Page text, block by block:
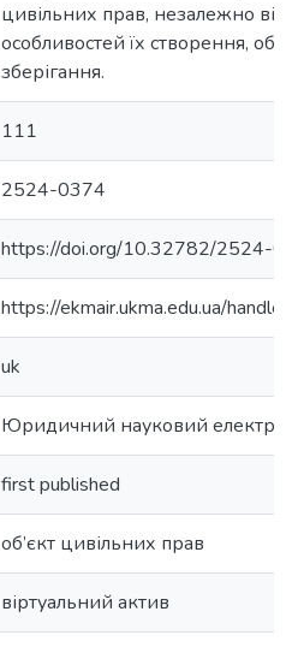
цивільних прав, незалежно від
особливостей їх створення,
зберігання.
111
2524-0374
https://doi.org/10.32782/2524-
https://ekmair.ukma.edu.ua/
uk
Юридичний науковий
first published
об’єкт цивільних прав
віртуальний актив